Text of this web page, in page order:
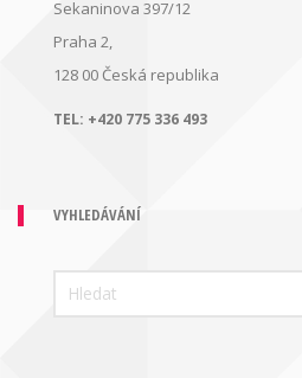
Sekaninova 397/12
Praha 2,
128 00 Česká republika
TEL: +420 775 336 493
VYHLEDÁVÁNÍ